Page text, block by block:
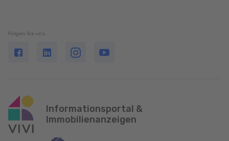
Folgen Sie uns
Informationsportal &
Immobilienanzeigen